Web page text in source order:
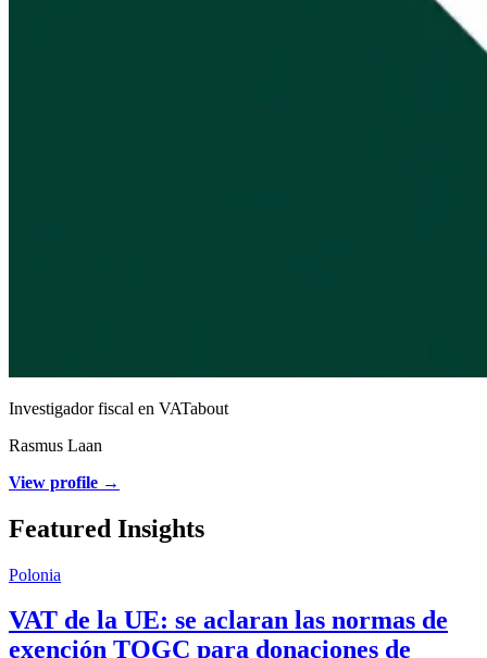
Investigador fiscal en VATabout
Rasmus Laan
View profile →
Featured Insights
Polonia
VAT de la UE: se aclaran las normas de
exención TOGC para donaciones de